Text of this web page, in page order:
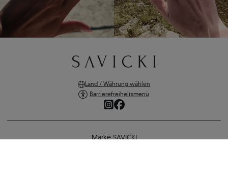
Land / Währung wählen
Barrierefreiheitsmenü
Marke SAVICKI